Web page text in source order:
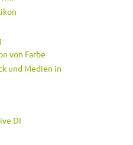
von Farbe
und Medien in
DI